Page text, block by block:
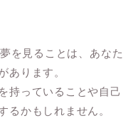
を見ることは、あなた
あります。
持っていることや自己
るかもしれません。